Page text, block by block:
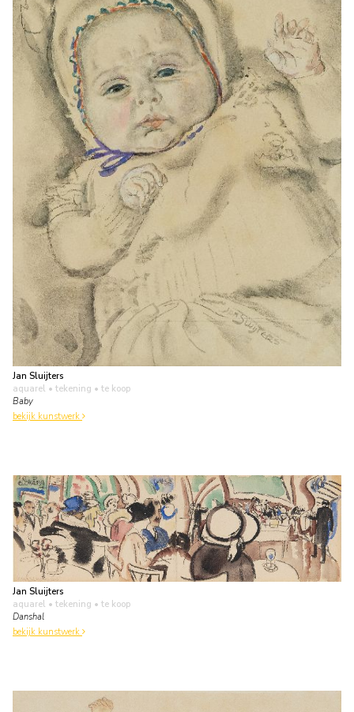
Jan Sluijters
aquarel • tekening • te koop
Baby
bekijk kunstwerk
Jan Sluijters
aquarel • tekening • te koop
Danshal
bekijk kunstwerk